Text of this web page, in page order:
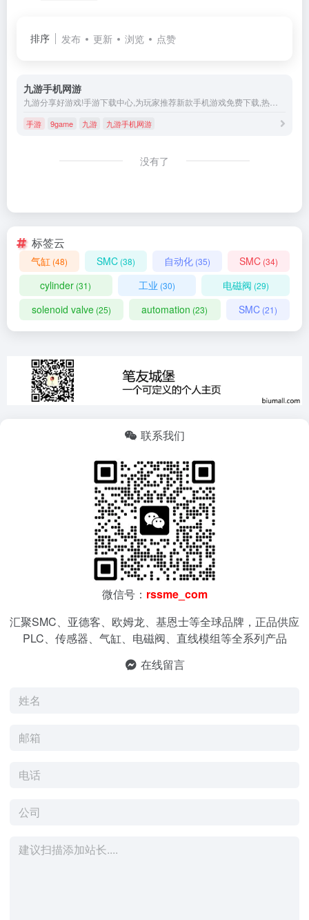
排序 发布 更新 浏览 点赞
九游手机网游
手游 9game 九游 九游手机网游
没有了
标签云
气缸 (48) SMC (38) 自动化 (35) SMC (34)
cylinder (31) 工业 (30) 电磁阀 (29)
solenoid valve (25) automation (23) SMC(21)
联系我们
微信号： rssme_com
汇聚SMC、亚德客、欧姆龙、基恩士等全球品牌，正品供应
PLC、传感器、气缸、电磁阀、直线模组等全系列产品
在线留言